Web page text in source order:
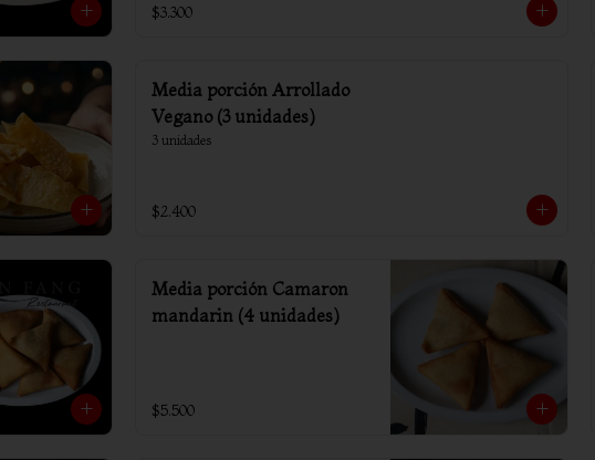
$3.300
Media porción Arrollado
Vegano (3 unidades)
3 unidades
$2.400
Media porción Camaron
mandarin (4 unidades)
$5.500